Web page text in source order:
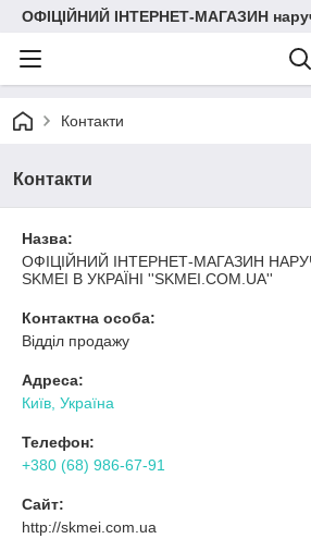
ОФІЦІЙНИЙ ІНТЕРНЕТ-МАГАЗИН
Контакти
Контакти
Назва:
ОФІЦІЙНИЙ ІНТЕРНЕТ-МАГАЗИН
SKMEI В УКРАЇНІ ''SKMEI.COM.UA''
Контактна особа:
Відділ продажу
Адреса:
Київ, Україна
Телефон:
+380 (68) 986-67-91
Сайт:
http://skmei.com.ua